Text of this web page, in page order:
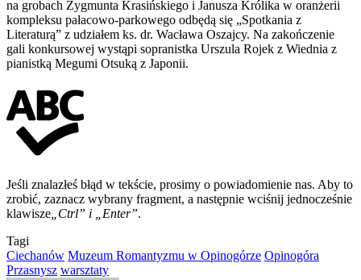
na grobach Zygmunta Krasińskiego i Janusza Królika w oranżerii
kompleksu pałacowo-parkowego odbędą się „Spotkania z
Literaturą” z udziałem ks. dr. Wacława Oszajcy. Na zakończenie
gali konkursowej wystąpi sopranistka Urszula Rojek z Wiednia z
pianistką Megumi Otsuką z Japonii.
Jeśli znalazłeś błąd w tekście, prosimy o powiadomienie nas. Aby to
zrobić, zaznacz wybrany fragment, a następnie wciśnij jednocześnie
klawisze „Ctrl” i „Enter”.
Tagi
Ciechanów Muzeum Romantyzmu w Opinogórze Opinogóra
Przasnysz warsztaty